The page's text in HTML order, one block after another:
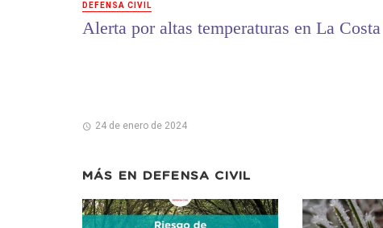
DEFENSA CIVIL
Alerta por altas temperaturas en La Costa
24 de enero de 2024
MÁS EN DEFENSA CIVIL